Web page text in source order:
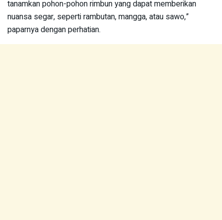
tanamkan pohon-pohon rimbun yang dapat memberikan
nuansa segar, seperti rambutan, mangga, atau sawo,”
paparnya dengan perhatian.